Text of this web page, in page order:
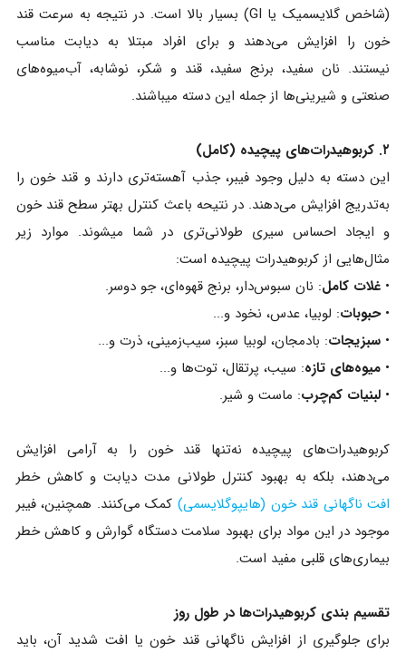
(شاخص گلایسمیک یا GI) بسیار بالا است. در نتیجه به سرعت قند
خون را افزایش می‌دهند و برای افراد مبتلا به دیابت مناسب
نیستند. نان سفید، برنج سفید، قند و شکر، نوشابه، آب‌میوه‌های
صنعتی و شیرینی‌ها از جمله این دسته میباشند.
۲. کربوهیدرات‌های پیچیده (کامل)
این دسته به دلیل وجود فیبر، جذب آهسته‌تری دارند و قند خون را
به‌تدریج افزایش می‌دهند. در نتیحه باعث کنترل بهتر سطح قند خون
و ایجاد احساس سیری طولانی‌تری در شما میشوند. موارد زیر
مثال‌هایی از کربوهیدرات پیچیده است:
• غلات کامل: نان سبوس‌دار، برنج قهوه‌ای، جو دوسر.
•حبوبات: لوبیا، عدس، نخود و...
• سبزیجات: بادمجان، لوبیا سبز، سیب‌زمینی، ذرت و...
• میوه‌های تازه: سیب، پرتقال، توت‌ها و...
• لبنیات کم‌چرب: ماست و شیر.
کربوهیدرات‌های پیچیده نه‌تنها قند خون را به آرامی افزایش
می‌دهند، بلکه به بهبود کنترل طولانی‌ مدت دیابت و کاهش خطر
افت ناگهانی قند خون (هایپوگلایسمی) کمک می‌کنند. همچنین، فیبر
موجود در این مواد برای بهبود سلامت دستگاه گوارش و کاهش خطر
بیماری‌های قلبی مفید است.
تقسیم‌ بندی کربوهیدرات‌ها در طول روز
برای جلوگیری از افزایش ناگهانی قند خون یا افت شدید آن، باید